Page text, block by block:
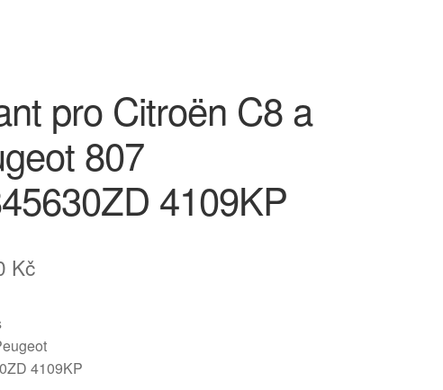
pro Citroën C8 a
807
4109KP
Kč
4109KP